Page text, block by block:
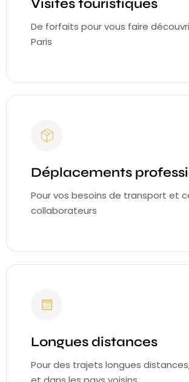
Visites touristiques
De forfaits pour vous faire
Paris
Déplacements
Pour vos besoins de transport et
collaborateurs
Longues distances
Pour des trajets longues